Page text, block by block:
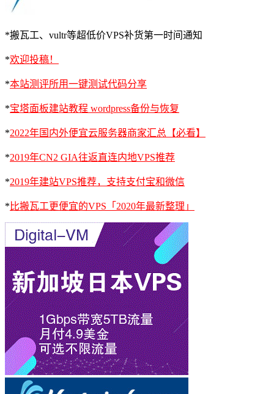
*搬瓦工、vultr等超低价VPS补货第一时间通知
*欢迎投稿！
*本站测评所用一键测试代码分享
*宝塔面板建站教程 wordpress备份与恢复
*2022年国内外便宜云服务器商家汇总【必看】
*2019年CN2 GIA往返直连内地VPS推荐
*2019年建站VPS推荐，支持支付宝和微信
* 比搬瓦工更便宜的VPS「2020年最新整理」